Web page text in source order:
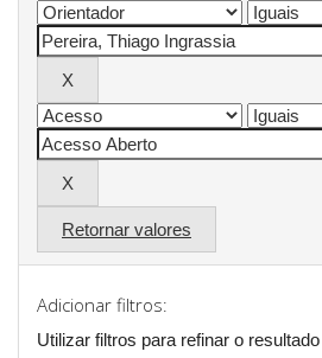
Retornar valores
Adicionar filtros:
Utilizar filtros para refinar o